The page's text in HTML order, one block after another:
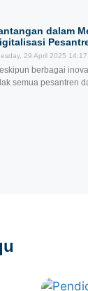
dalam
29 April 2025 14:17
berbagai
semua pesantren